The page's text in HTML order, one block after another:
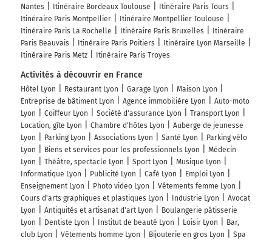
Nantes
Itinéraire Bordeaux Toulouse
Itinéraire Paris Tours
Itinéraire Paris Montpellier
Itinéraire Montpellier Toulouse
Itinéraire Paris La Rochelle
Itinéraire Paris Bruxelles
Itinéraire
Paris Beauvais
Itinéraire Paris Poitiers
Itinéraire Lyon Marseille
Itinéraire Paris Metz
Itinéraire Paris Troyes
Activités à découvrir en France
Hôtel Lyon Restaurant Lyon Garage Lyon
Maison Lyon
Entreprise de bâtiment Lyon
Agence immobilière Lyon
Auto-moto
Lyon
Coiffeur Lyon Société d'assurance Lyon
Transport Lyon
Location, gîte Lyon
Chambre d'hôtes Lyon
Auberge de jeunesse
Lyon
Parking Lyon Associations Lyon Santé Lyon
Parking vélo
Lyon
Biens et services pour les professionnels Lyon
Médecin
Lyon
Théâtre, spectacle Lyon Sport Lyon
Musique Lyon
Informatique Lyon
Publicité Lyon Café Lyon
Emploi Lyon
Enseignement Lyon
Photo video Lyon
Vêtements femme Lyon
Cours d'arts graphiques et plastiques Lyon
Industrie Lyon
Avocat
Lyon
Antiquités et artisanat d'art Lyon
Boulangerie pâtisserie
Lyon
Dentiste Lyon Institut de beauté Lyon Loisir Lyon
Bar,
club Lyon
Vêtements homme Lyon Bijouterie en gros Lyon
Spa